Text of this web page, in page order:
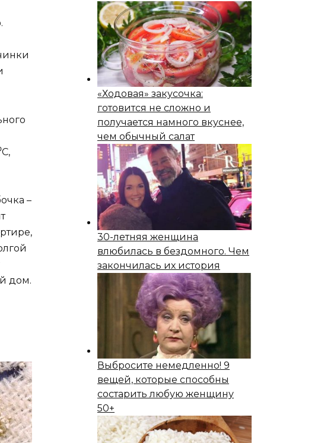
–
дом.
«Ходовая» закусочка:
готовится не сложно и
получается намного вкуснее,
чем обычный салат
30-летняя женщина
влюбилась в бездомного. Чем
закончилась их история
Выбросите немедленно! 9
вещей, которые способны
состapить любую женщину
50+